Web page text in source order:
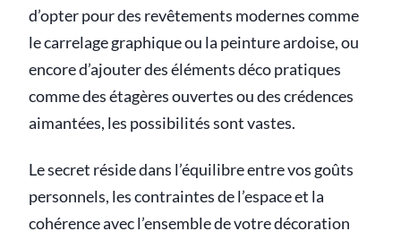
d’opter pour des revêtements modernes comme
le carrelage graphique ou la peinture ardoise, ou
encore d’ajouter des éléments déco pratiques
comme des étagères ouvertes ou des crédences
aimantées, les possibilités sont vastes.
Le secret réside dans l’équilibre entre vos goûts
personnels, les contraintes de l’espace et la
cohérence avec l’ensemble de votre décoration